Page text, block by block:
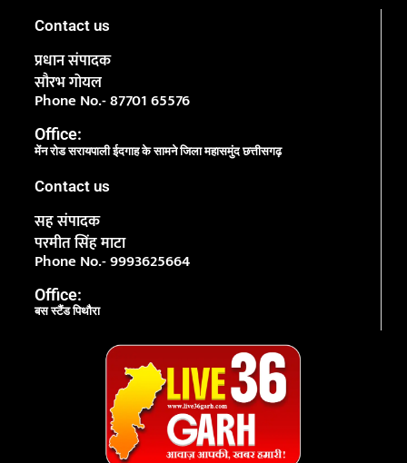
Contact us
प्रधान संपादक
सौरभ गोयल
Phone No.- 87701 65576
Office:
मेंन रोड सरायपाली ईदगाह के सामने जिला महासमुंद छत्तीसगढ़
Contact us
सह संपादक
परमीत सिंह माटा
Phone No.- 9993625664
Office:
बस स्टैंड पिथौरा